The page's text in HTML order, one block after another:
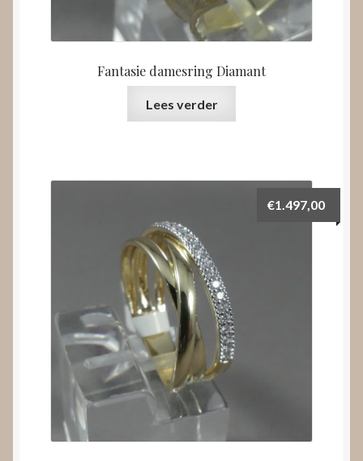
Fantasie damesring Diamant
Lees verder
€1.497,00